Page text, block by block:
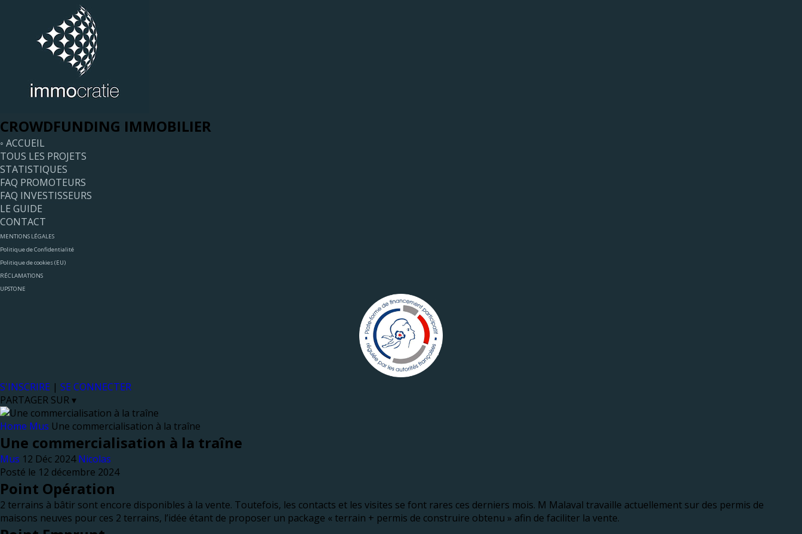
CROWDFUNDING IMMOBILIER
◦ ACCUEIL
TOUS LES PROJETS
STATISTIQUES
FAQ PROMOTEURS
FAQ INVESTISSEURS
LE GUIDE
CONTACT
MENTIONS LÉGALES
Politique de Confidentialité
Politique de cookies (EU)
RÉCLAMATIONS
UPSTONE
S'INSCRIRE | SE CONNECTER
PARTAGER SUR ▾
Home Mus Une commercialisation à la traîne
Une commercialisation à la traîne
Mus
Nicolas
Posté le 12 décembre 2024
Point Opération
2 terrains à bâtir sont encore disponibles à la vente. Toutefois, les contacts et les visites se font rares ces derniers mois. M Malaval travaille actuellement sur des permis de
maisons neuves pour ces 2 terrains, l’idée étant de proposer un package « terrain + permis de construire obtenu » afin de faciliter la vente.